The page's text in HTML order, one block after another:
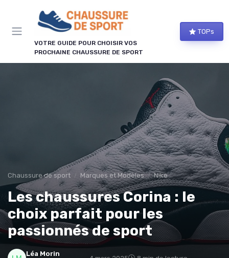
VOTRE GUIDE POUR CHOISIR VOS
PROCHAINE CHAUSSURE DE SPORT
TOPs
Chaussure de sport Marques et Modèles Nike
Les chaussures Corina : le
choix parfait pour les
passionnés de sport
Léa Morin